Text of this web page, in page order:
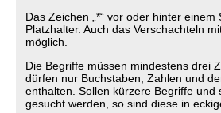
Das Zeichen „*“ vor oder hinter
Platzhalter. Auch das Verschachteln
möglich.
Die Begriffe müssen mindestens drei
dürfen nur Buchstaben, Zahlen und
enthalten. Sollen kürzere Begriffe und
gesucht werden, so sind diese in